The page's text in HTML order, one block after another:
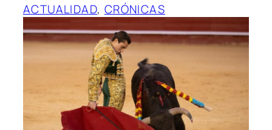
ACTUALIDAD, CRÓNICAS